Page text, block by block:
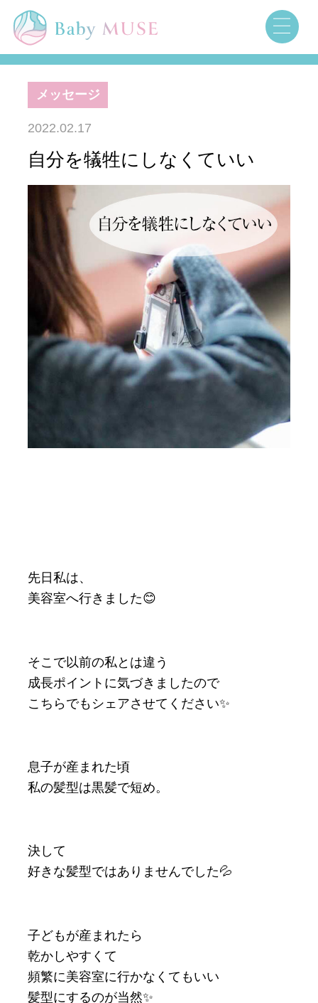
メッセージ
2022.02.17
自分を犠牲にしなくていい
先日私は、
美容室へ行きました😊
そこで以前の私とは違う
成長ポイントに気づきましたので
こちらでもシェアさせてください✨
息子が産まれた頃
私の髪型は黒髪で短め。
決して
好きな髪型ではありませんでした💦
子どもが産まれたら
乾かしやすくて
頻繁に美容室に行かなくてもいい
髪型にするのが当然✨